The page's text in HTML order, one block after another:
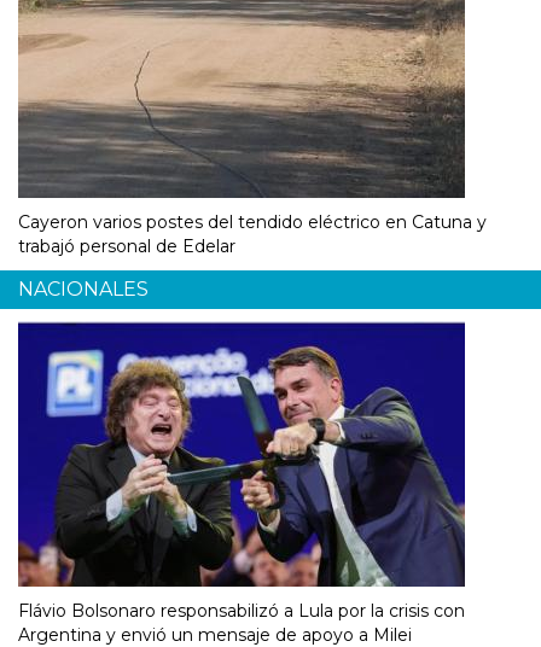
Cayeron varios postes del tendido eléctrico en Catuna y
trabajó personal de Edelar
NACIONALES
Flávio Bolsonaro responsabilizó a Lula por la crisis con
Argentina y envió un mensaje de apoyo a Milei